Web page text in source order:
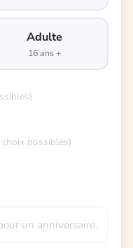
Adulte
16 ans +
possibles)